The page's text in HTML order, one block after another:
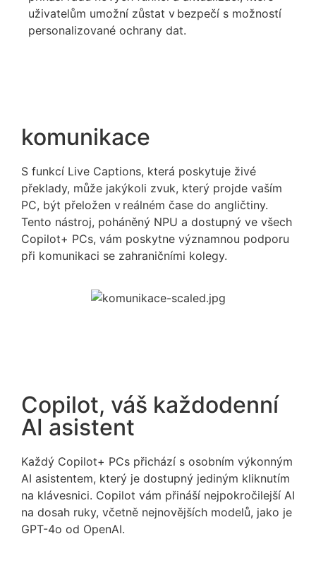
uživatelům umožní zůstat v bezpečí s možností
personalizované ochrany dat.
komunikace
S funkcí Live Captions, která poskytuje živé
překlady, může jakýkoli zvuk, který projde vaším
PC, být přeložen v reálném čase do angličtiny.
Tento nástroj, poháněný NPU a dostupný ve všech
Copilot+ PCs, vám poskytne významnou podporu
při komunikaci se zahraničními kolegy.
Copilot, váš každodenní
AI asistent
Každý Copilot+ PCs přichází s osobním výkonným
AI asistentem, který je dostupný jediným kliknutím
na klávesnici. Copilot vám přináší nejpokročilejší AI
na dosah ruky, včetně nejnovějších modelů, jako je
GPT-4o od OpenAI.